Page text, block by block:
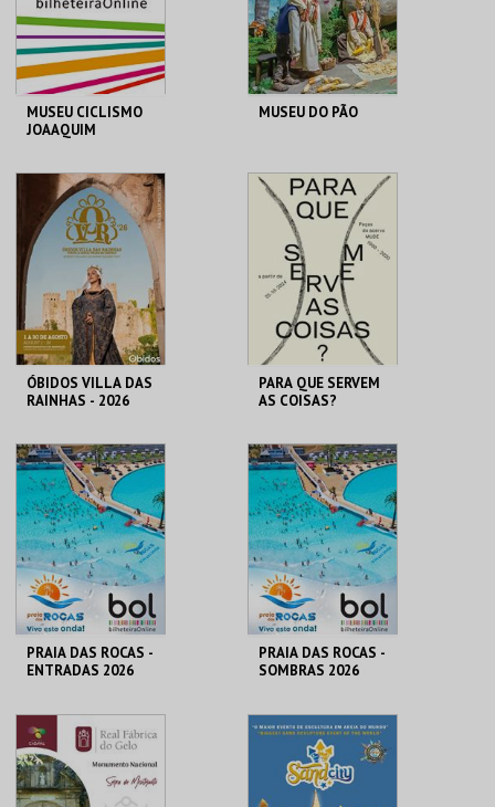
COMPRAR COMPRAR
MUSEU CICLISMO
JOAAQUIM
P/ESCOLAS FORA
CONC.)
MUSEU DO CICLISMO
MAIS INFO
MUSEU DO PÃO
MUSEU DO PÃO
MAIS INFO
COMPRAR
ÓBIDOS VILLA DAS
RAINHAS - 2026
CERCA CASTELO DE
ÓBIDOS
MAIS INFO
COMPRAR
PARA QUE SERVEM
AS COISAS?
MUDE
MAIS INFO
COMPRAR
PRAIA DAS ROCAS -
ENTRADAS 2026
PRAIA DAS ROCAS
MAIS INFO
PRAIA DAS ROCAS -
SOMBRAS 2026
PRAIA DAS ROCAS
MAIS INFO